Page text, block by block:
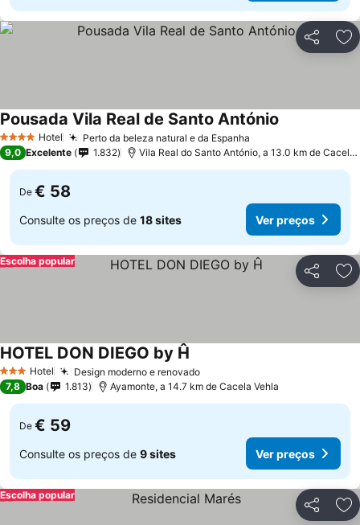
Partilhar
4 EstrelasHotel Perto da beleza natural e da Espanha
Pousada Vila Real de Santo António
9,0 Excelente 1.832 Vila Real do Santo António, a 13.0 km de Cacela
De € 58
Consulte os preços de 18 sites Ver preços
Partilhar
Escolha popular
3 EstrelasHotel Design moderno e renovadoVer preços
HOTEL DON DIEGO by Ĥ
7,8 Boa 1.813 Ayamonte, a 14.7 km de Cacela Vehla
De € 59
Consulte os preços de 9 sites Ver preços
Partilhar
Escolha popular